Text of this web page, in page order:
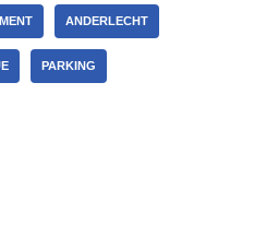
ANDERLECHT
PARKING